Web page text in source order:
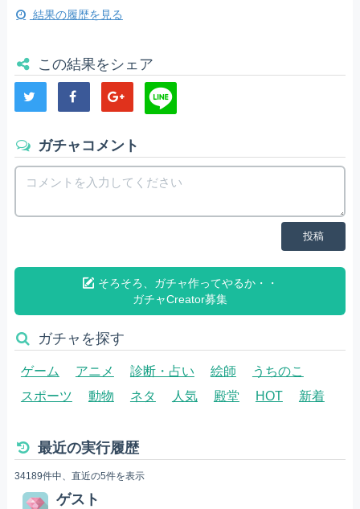
結果の履歴を見る
この結果をシェア
ガチャコメント
投稿
そろそろ、ガチャ作ってやるか・・
ガチャCreator募集
ガチャを探す
ゲーム アニメ 診断・占い 絵師
うちのこ
スポーツ
動物 ネタ 人気 殿堂 HOT 新着
最近の実行履歴
34189件中、直近の5件を表示
ゲスト